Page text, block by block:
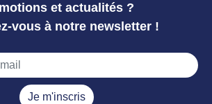
et actualités ?
vous à notre newsletter !
Je m'inscris